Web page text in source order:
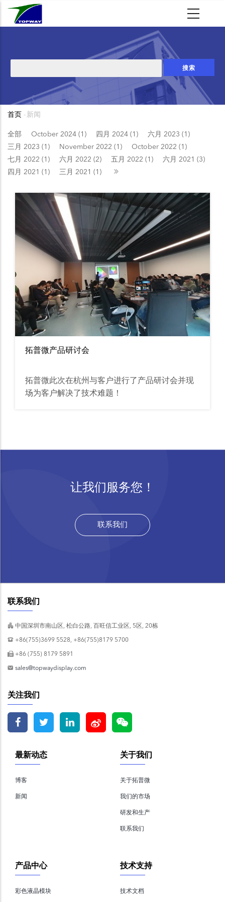
索
包
屑
首页 - 新闻
全部 October 2024 (1) 四月 2024 (1)
六月 2023 (1)
三月 2023 (1)
November 2022 (1)
October 2022 (1)
七月 2022 (1)
六月 2022 (2) 五月 2022 (1)
六月 2021 (3)
四月 2021 (1)
三月 2021 (1)
拓普微产品研讨会
拓普微此次在杭州与客户进行了产品研讨会并现
场为客户解决了技术难题！
让我们服务您！
联系我们
联系我们
中国深圳市南山区, 松白公路, 百旺信工业区, 5区, 20栋
+86(755)3699 5528, +86(755)8179 5700
+86 (755) 8179 5891
sales@topwaydisplay.com
关注我们
关于我们
关于拓普微
我们的市场
研发和生产
联系我们
最新动态
博客
新闻
技术支持
技术文档
产品中心
彩色液晶模块